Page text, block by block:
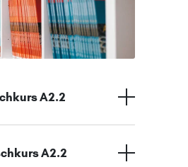
A2.2
A2.2